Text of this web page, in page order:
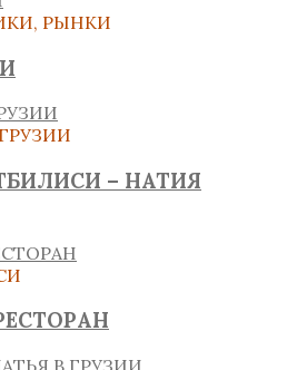
РЫНКИ
– НАТИЯ